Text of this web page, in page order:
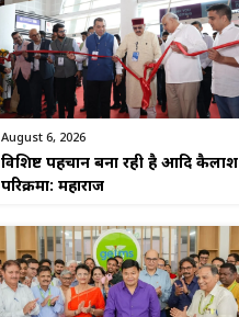
August 6, 2026
विशिष्ट पहचान बना रही है आदि कैलाश
परिक्रमा: महाराज